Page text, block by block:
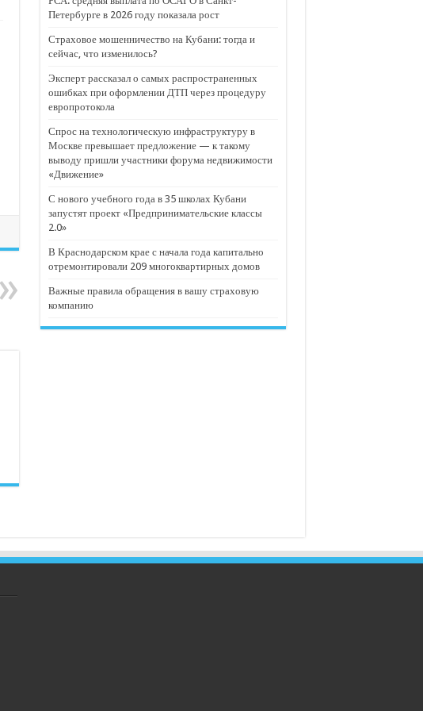
Петербурге в 2026 году показала рост
Страховое мошенничество на Кубани: тогда и
сейчас, что изменилось?
Эксперт рассказал о самых распространенных
ошибках при оформлении ДТП через процедуру
европротокола
Спрос на технологическую инфраструктуру в
Москве превышает предложение — к такому
выводу пришли участники форума недвижимости
«Движение»
С нового учебного года в 35 школах Кубани
запустят проект «Предпринимательские классы
2.0»
В Краснодарском крае с начала года капитально
отремонтировали 209 многоквартирных домов
Важные правила обращения в вашу страховую
компанию